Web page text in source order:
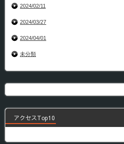
2024/02/11
2024/03/27
2024/04/01
未分類
アクセスTop10